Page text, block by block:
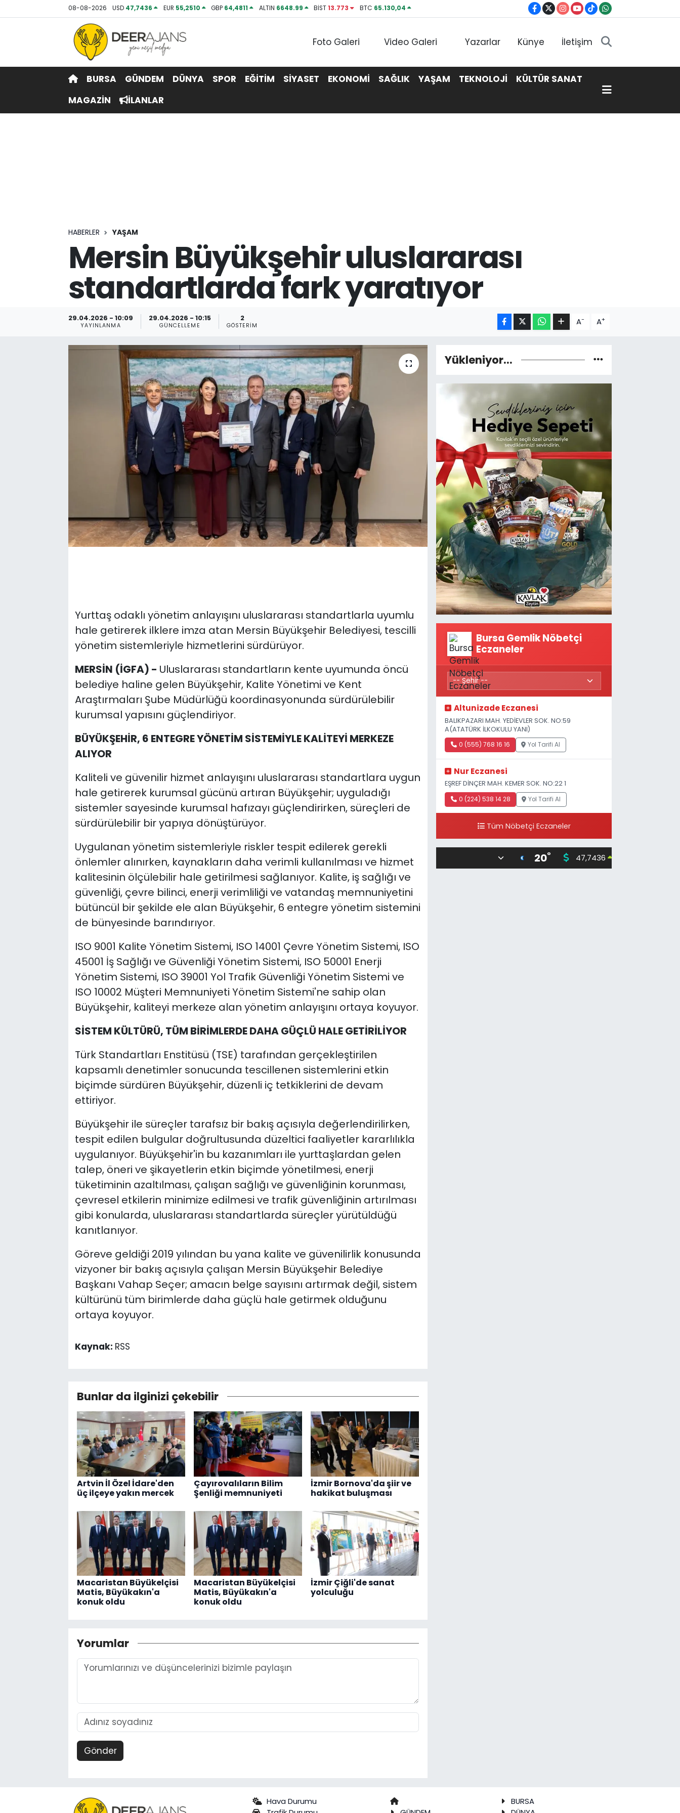
08-08-2026 USD 47,7436 EUR 55,2510 GBP 64,4811 ALTIN 6648.99 BİST13.773 BTC 65.130,04
Foto Galeri Video Galeri Yazarlar Künye İletişim
BURSA GÜNDEM DÜNYA SPOR EĞİTİM SİYASET EKONOMİ SAĞLIK YAŞAM TEKNOLOJİ
KÜLTÜR SANAT
MAGAZİN
İLANLAR
HABERLER YAŞAM
Mersin Büyükşehir uluslararası
standartlarda fark yaratıyor
29.04.2026 - 10:09
YAYINLANMA
29.04.2026 - 10:15
GÜNCELLEME
2
GÖSTERIM A- A+
Yurttaş odaklı yönetim anlayışını uluslararası standartlarla uyumlu
hale getirerek ilklere imza atan Mersin Büyükşehir Belediyesi, tescilli
yönetim sistemleriyle hizmetlerini sürdürüyor.
MERSİN (İGFA) - Uluslararası standartların kente uyumunda öncü
belediye haline gelen Büyükşehir, Kalite Yönetimi ve Kent
Araştırmaları Şube Müdürlüğü koordinasyonunda sürdürülebilir
kurumsal yapısını güçlendiriyor.
BÜYÜKŞEHİR, 6 ENTEGRE YÖNETİM SİSTEMİYLE KALİTEYİ MERKEZE
ALIYOR
Kaliteli ve güvenilir hizmet anlayışını uluslararası standartlara uygun
hale getirerek kurumsal gücünü artıran Büyükşehir; uyguladığı
sistemler sayesinde kurumsal hafızayı güçlendirirken, süreçleri de
sürdürülebilir bir yapıya dönüştürüyor.
Uygulanan yönetim sistemleriyle riskler tespit edilerek gerekli
önlemler alınırken, kaynakların daha verimli kullanılması ve hizmet
kalitesinin ölçülebilir hale getirilmesi sağlanıyor. Kalite, iş sağlığı ve
güvenliği, çevre bilinci, enerji verimliliği ve vatandaş memnuniyetini
bütüncül bir şekilde ele alan Büyükşehir, 6 entegre yönetim sistemini
de bünyesinde barındırıyor.
ISO 9001 Kalite Yönetim Sistemi, ISO 14001 Çevre Yönetim Sistemi, ISO
45001 İş Sağlığı ve Güvenliği Yönetim Sistemi, ISO 50001 Enerji
Yönetim Sistemi, ISO 39001 Yol Trafik Güvenliği Yönetim Sistemi ve
ISO 10002 Müşteri Memnuniyeti Yönetim Sistemi'ne sahip olan
Büyükşehir, kaliteyi merkeze alan yönetim anlayışını ortaya koyuyor.
SİSTEM KÜLTÜRÜ, TÜM BİRİMLERDE DAHA GÜÇLÜ HALE GETİRİLİYOR
Türk Standartları Enstitüsü (TSE) tarafından gerçekleştirilen
kapsamlı denetimler sonucunda tescillenen sistemlerini etkin
biçimde sürdüren Büyükşehir, düzenli iç tetkiklerini de devam
ettiriyor.
Büyükşehir ile süreçler tarafsız bir bakış açısıyla değerlendirilirken,
tespit edilen bulgular doğrultusunda düzeltici faaliyetler kararlılıkla
uygulanıyor. Büyükşehir'in bu kazanımları ile yurttaşlardan gelen
talep, öneri ve şikayetlerin etkin biçimde yönetilmesi, enerji
tüketiminin azaltılması, çalışan sağlığı ve güvenliğinin korunması,
çevresel etkilerin minimize edilmesi ve trafik güvenliğinin artırılması
gibi konularda, uluslararası standartlarda süreçler yürütüldüğü
kanıtlanıyor.
Göreve geldiği 2019 yılından bu yana kalite ve güvenilirlik konusunda
vizyoner bir bakış açısıyla çalışan Mersin Büyükşehir Belediye
Başkanı Vahap Seçer; amacın belge sayısını artırmak değil, sistem
kültürünü tüm birimlerde daha güçlü hale getirmek olduğunu
ortaya koyuyor.
Kaynak: RSS
Bunlar da ilginizi çekebilir
Artvin İl Özel İdare'den
üç ilçeye yakın mercek
Çayırovalıların Bilim
Şenliği memnuniyeti
İzmir Bornova'da şiir ve
hakikat buluşması
Macaristan Büyükelçisi
Matis, Büyükakın'a
konuk oldu
Macaristan Büyükelçisi
Matis, Büyükakın'a
konuk oldu
İzmir Çiğli'de sanat
yolculuğu
Yorumlar
Gönder
Yükleniyor...
Bursa Gemlik Nöbetçi
Eczaneler
Altunizade Eczanesi
BALIKPAZARI MAH. YEDİEVLER SOK. NO:59
A(ATATÜRK İLKOKULU YANI)
0 (555) 768 16 16 Yol Tarifi Al
Nur Eczanesi
EŞREF DİNÇER MAH. KEMER SOK. NO:22 1
0 (224) 538 14 28 Yol Tarifi Al
Tüm Nöbetçi Eczaneler
20° 47,7436
Hava Durumu
BURSA
Hava Durumu
Trafik Durumu
Tüm Manşetler